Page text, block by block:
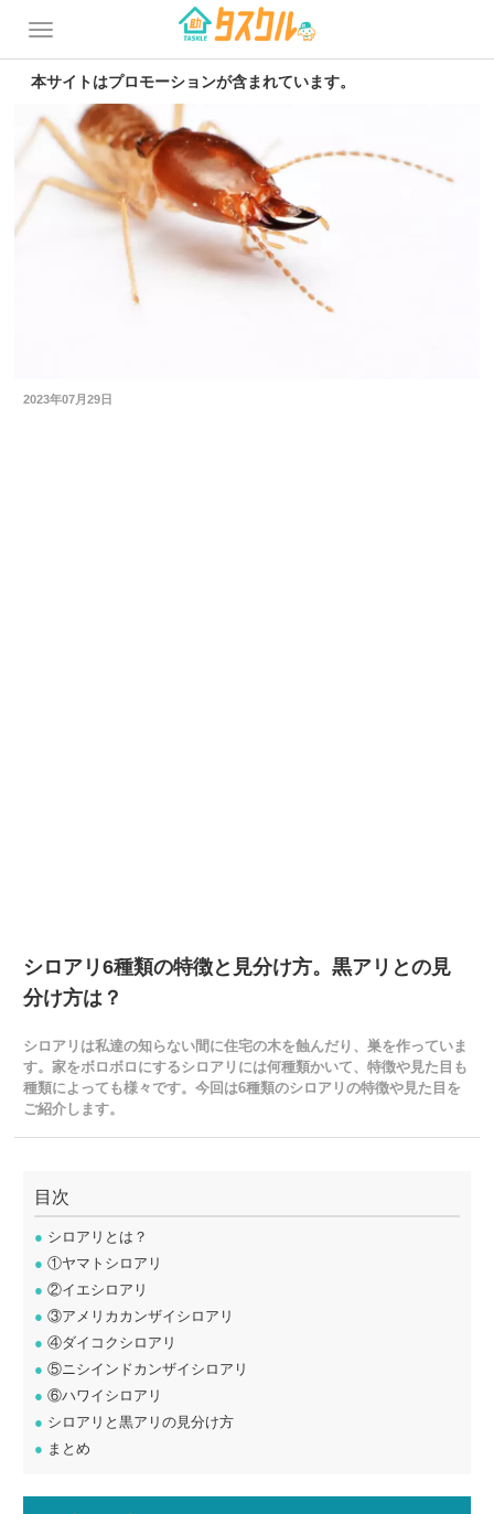
本サイトはプロモーションが含まれています。
2023年07月29日
シロアリ6種類の特徴と見分け方。黒アリとの見
分け方は？
シロアリは私達の知らない間に住宅の木を蝕んだり、巣を作っていま
す。家をボロボロにするシロアリには何種類かいて、特徴や見た目も
種類によっても様々です。今回は6種類のシロアリの特徴や見た目を
ご紹介します。
目次
● シロアリとは？
● ①ヤマトシロアリ
● ②イエシロアリ
● ③アメリカカンザイシロアリ
● ④ダイコクシロアリ
● ⑤ニシインドカンザイシロアリ
● ⑥ハワイシロアリ
● シロアリと黒アリの見分け方
● まとめ